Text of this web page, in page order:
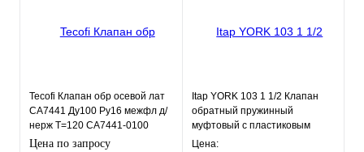
Tecofi Клапан обр осевой лат
CA7441 Ду100 Ру16 межфл д/
нерж T=120 CA7441-0100
Tecofi
Цена по запросу
Itap YORK 103 1 1/2 Клапан
обратный пружинный
муфтовый с пластиковым
седлом
Цена: